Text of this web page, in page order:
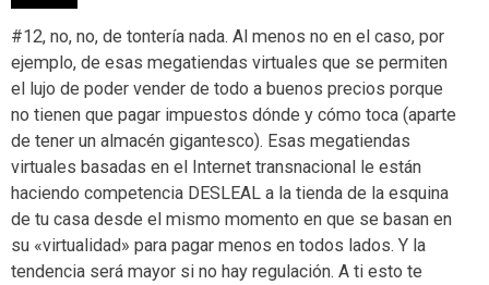
#12, no, no, de tontería nada. Al menos no en el caso, por
ejemplo, de esas megatiendas virtuales que se permiten
el lujo de poder vender de todo a buenos precios porque
no tienen que pagar impuestos dónde y cómo toca (aparte
de tener un almacén gigantesco). Esas megatiendas
virtuales basadas en el Internet transnacional le están
haciendo competencia DESLEAL a la tienda de la esquina
de tu casa desde el mismo momento en que se basan en
su «virtualidad» para pagar menos en todos lados. Y la
tendencia será mayor si no hay regulación. A ti esto te